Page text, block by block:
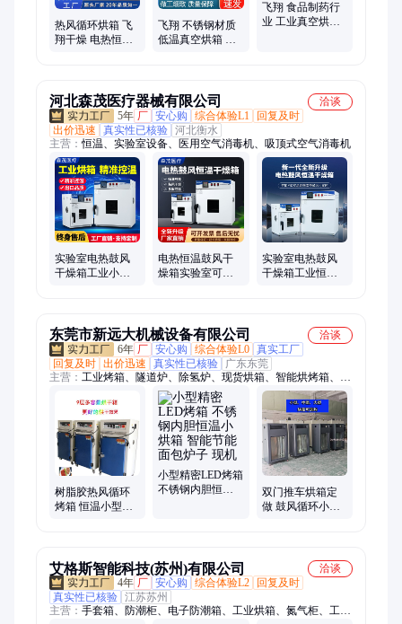
热风循环烘箱 飞
翔干燥 电热恒温
飞翔 不锈钢材质
低温真空烘箱 全
飞翔 食品制药行
业 工业真空烘箱
河北森茂医疗器械有限公司
洽谈
5年 厂 安心购 综合体验L1
回复及时
出价迅速
真实性已核验 河北衡水
主营：恒温、实验室设备、医用空气消毒机、吸顶式空气消毒机
实验室电热鼓风
干燥箱工业小型
电热恒温鼓风干
燥箱实验室可过
实验室电热鼓风
干燥箱工业恒温
东莞市新远大机械设备有限公司
洽谈
6年 厂 安心购 综合体验L0 真实工厂
回复及时 出价迅速 真实性已核验
广东东莞
主营： 工业烤箱、隧道炉、除氢炉、现货烘箱、智能烘烤箱、
树脂胶热风循环
烤箱 恒温小型烘
小型精密LED烤箱
不锈钢内胆恒温
双门推车烘箱定
做 鼓风循环小型
艾格斯智能科技(苏州)有限公司
洽谈
4年 厂 安心购 综合体验L2
回复及时
真实性已核验 江苏苏州
主营： 手套箱、防潮柜、电子防潮箱、工业烘箱、氮气柜、工业